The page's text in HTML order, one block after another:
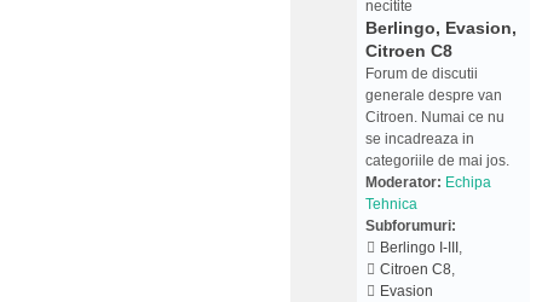
Berlingo, Evasion,
Citroen C8
Forum de discutii
generale despre van
Citroen. Numai ce nu
se incadreaza in
categoriile de mai jos.
Moderator: Echipa
Tehnica
Subforumuri:
Berlingo I-III ,
Citroen C8,
Evasion